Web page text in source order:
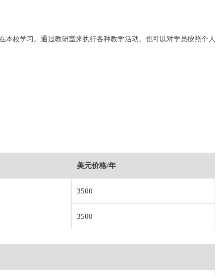
校学习。通过教研室来执行各种教学活动。也可以对学员按照个人
美元价格/年
3500
3500